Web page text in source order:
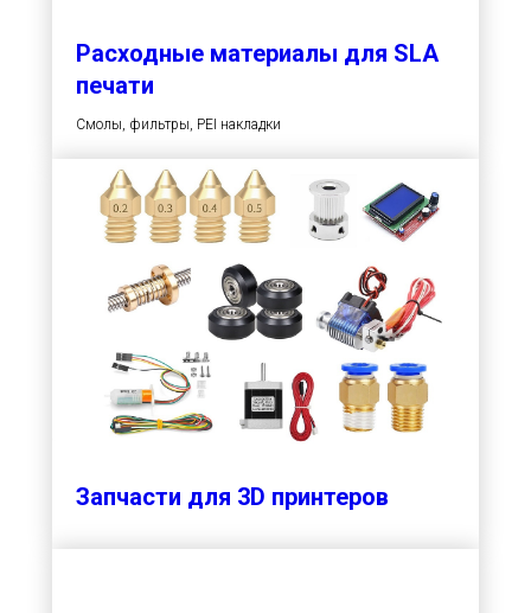
Расходные материалы для SLA
печати
Смолы, фильтры, PEI накладки
Запчасти для 3D принтеров